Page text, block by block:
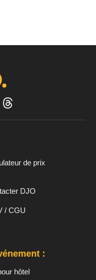
de prix
DJO
/ CGU
:
hôtel